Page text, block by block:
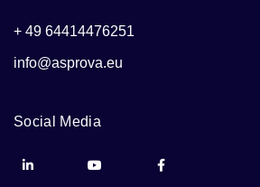
+ 49 64414476251
info@asprova.eu
Social Media